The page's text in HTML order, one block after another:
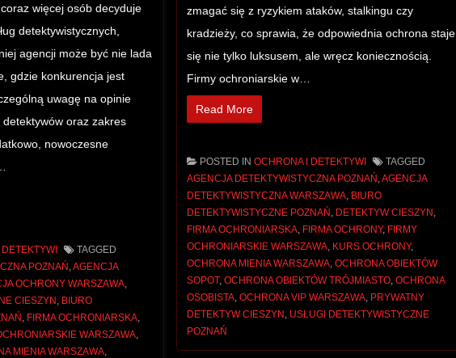
więcej osób decyduje
detektywistycznych,
agencji może być nie lada
gdzie konkurencja jest
uwagę na opinie
oraz zakres
nowoczesne
TAGGED
POZNAŃ ,AGENCJA
OCHRONY WARSZAWA,
CIESZYN , BIURO
, FIRMA OCHRONIARSKA,
WARSZAWA,
MIENIA WARSZAWA,
zmagać się z ryzykiem ataków, stalkingu czy
kradzieży, co sprawia, że odpowiednia ochrona staje
się nie tylko luksusem, ale wręcz koniecznością.
Firmy ochroniarskie w…
Read More
POSTED INOCHRONA I DETEKTYWI
TAGGED
AGENCJA DETEKTYWISTYCZNA POZNAŃ ,AGENCJA
DETEKTYWISTYCZNA WARSZAWA, BIURO
DETEKTYWISTYCZNE POZNAŃ , DETEKTYW CIESZYN ,
FIRMA OCHRONIARSKA, FIRMA OCHRONY, FIRMY
OCHRONIARSKIE WARSZAWA, KURS OCHRONY,
OCHRONA MIENIA WARSZAWA,OCHRONA OBIEKTÓW
SOPOT,OCHRONA OBIEKTÓW TRÓJMIASTO,OCHRONA
OSOBISTA,OCHRONA VIP WARSZAWA, PRYWATNY
DETEKTYW CIESZYN , USŁUGI DETEKTYWISTYCZNE
POZNAŃ